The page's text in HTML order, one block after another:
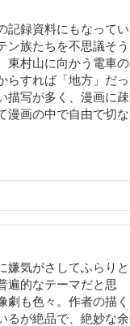
記録資料にもなってい
ン族たちを不思議そう
東村山に向かう電車の
らすれば「地方」だっ
描写が多く、漫画に疎
漫画の中で自由で切な
気がさしてふらりと
遍的なテーマだと思
劇も色々。作者の描く
るが絶品で、絶妙な余